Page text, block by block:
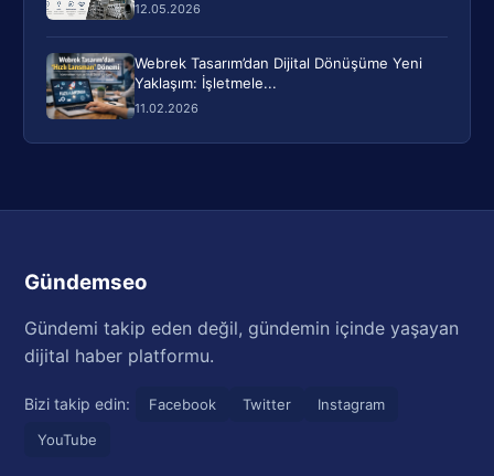
12.05.2026
Webrek Tasarım’dan Dijital Dönüşüme Yeni
Yaklaşım: İşletmele...
11.02.2026
Gündemseo
Gündemi takip eden değil, gündemin içinde yaşayan
dijital haber platformu.
Bizi takip edin: Facebook Twitter
Instagram
YouTube